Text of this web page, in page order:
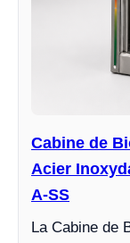
Cabine de
Acier
A-SS
La Cabine de